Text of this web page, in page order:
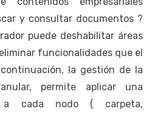
y consultar documentos ?
puede deshabilitar áreas
funcionalidades que el
la gestión de la
permite aplicar una
a cada nodo ( carpeta,